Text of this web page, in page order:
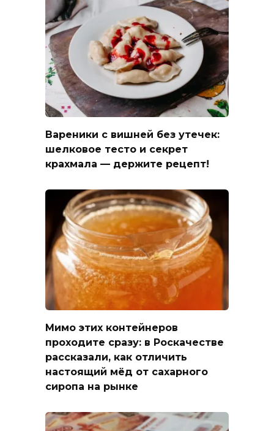
Вареники с вишней без утечек:
шелковое тесто и секрет
крахмала — держите рецепт!
Мимо этих контейнеров
проходите сразу: в Роскачестве
рассказали, как отличить
настоящий мёд от сахарного
сиропа на рынке